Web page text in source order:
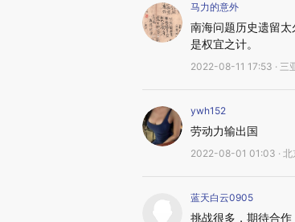
马力的意外
南海问题历史遗留
是权宜之计。
2022-08-11 17:53 · 三
ywh152
劳动力输出国
2022-08-01 01:03 · 北
蓝天白云0905
挑战很多，期待合作